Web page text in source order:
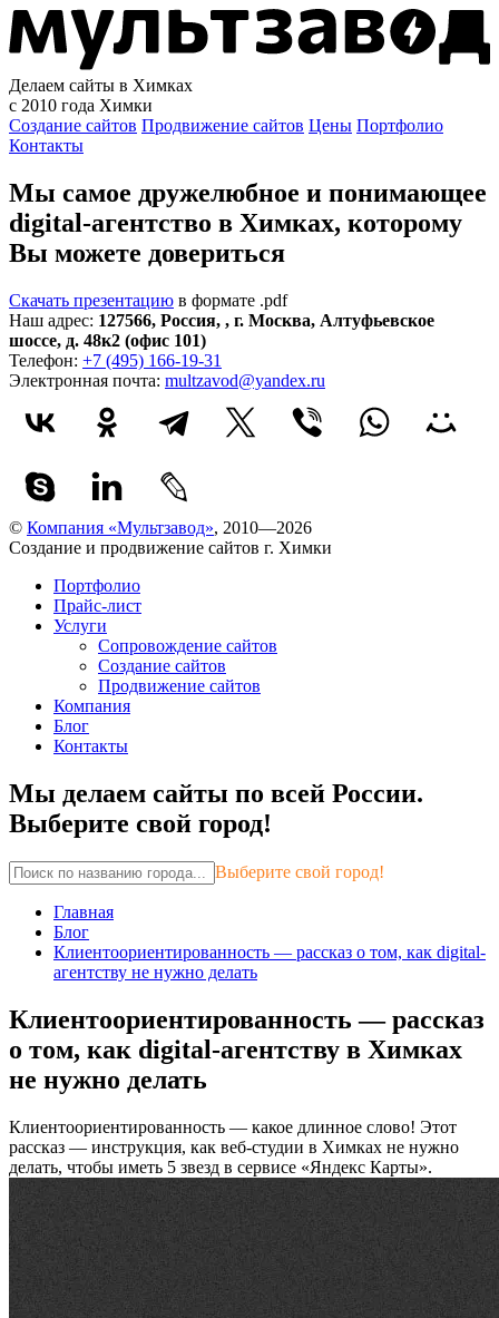
Делаем сайты в Химках
с 2010 года Химки
Создание сайтов Продвижение сайтов Цены Портфолио
Контакты
Мы самое дружелюбное и понимающее
digital-агентство в Химках, которому
Вы можете довериться
Скачать презентацию в формате .pdf
Наш адрес: 127566, Россия, , г. Москва, Алтуфьевское
шоссе, д. 48к2 (офис 101)
Телефон: +7 (495) 166-19-31
Электронная почта: multzavod@yandex.ru
© Компания «Мультзавод», 2010—2026
Создание и продвижение сайтов г. Химки
Портфолио
Прайс-лист
Услуги
Сопровождение сайтов
Создание сайтов
Продвижение сайтов
Компания
Блог
Контакты
Мы делаем сайты по всей России.
Выберите свой город!
Выберите свой город!
Главная
Блог
Клиентоориентированность — рассказ о том, как digital-
агентству не нужно делать
Клиентоориентированность — рассказ
о том, как digital-агентству в Химках
не нужно делать
Клиентоориентированность — какое длинное слово! Этот
рассказ — инструкция, как веб-студии в Химках не нужно
делать, чтобы иметь 5 звезд в сервисе «Яндекс Карты».